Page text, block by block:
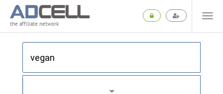
the affiliate network